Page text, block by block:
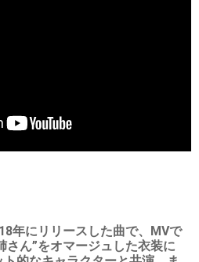
年にリリースした曲で、MVで
さん”をオマージュした衣装に